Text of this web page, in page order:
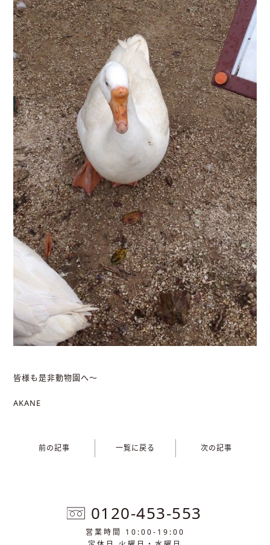
皆様も是非動物園へ～
AKANE
前の記事 一覧に戻る 次の記事
0120-453-553
営業時間 10:00-19:00